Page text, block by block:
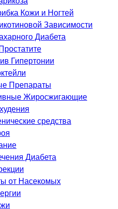
Кожи и Ногтей
Зависимости
Диабета
Гипертонии
Препараты
Жиросжигающие
средства
Диабета
от Насекомых